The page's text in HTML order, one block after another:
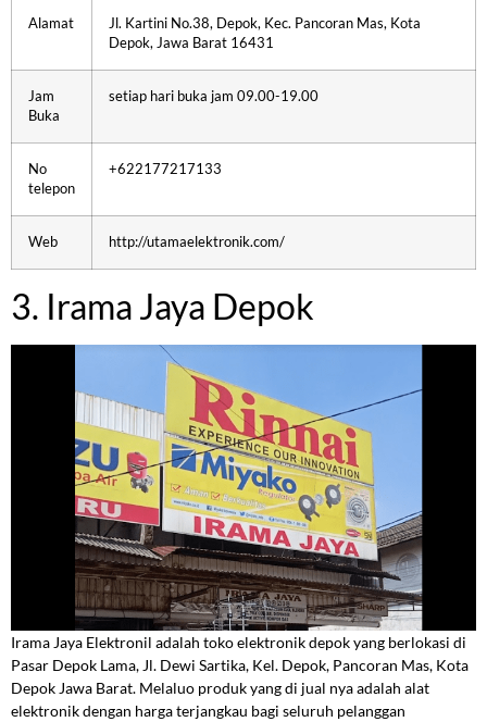
Alamat
Jl. Kartini No.38, Depok, Kec. Pancoran Mas, Kota
Depok, Jawa Barat 16431
Jam
Buka
setiap hari buka jam 09.00-19.00
No
telepon
+622177217133
Web http://utamaelektronik.com/
3. Irama Jaya Depok
Irama Jaya Elektronil adalah toko elektronik depok yang berlokasi di
Pasar Depok Lama, Jl. Dewi Sartika, Kel. Depok, Pancoran Mas, Kota
Depok Jawa Barat. Melaluo produk yang di jual nya adalah alat
elektronik dengan harga terjangkau bagi seluruh pelanggan